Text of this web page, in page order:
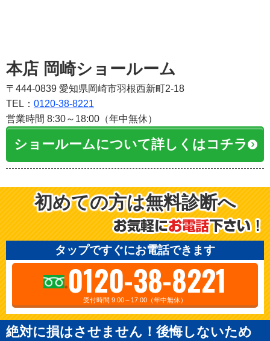
本店 岡崎ショールーム
〒444-0839 愛知県岡崎市羽根西新町2-18
TEL： 0120-38-8221
営業時間 8:30～18:00（年中無休）
ショールームについて詳しくはコチラ
初めての方は無料診断へ
タップですぐにお電話できます
0120-38-8221
受付時間 9:00～17:00（年中無休）
絶対に損はさせません！後悔しないため